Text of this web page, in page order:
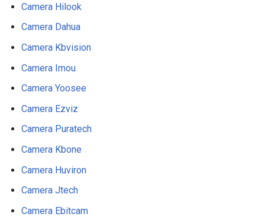
Camera Hilook
Camera Dahua
Camera Kbvision
Camera Imou
Camera Yoosee
Camera Ezviz
Camera Puratech
Camera Kbone
Camera Huviron
Camera Jtech
Camera Ebitcam